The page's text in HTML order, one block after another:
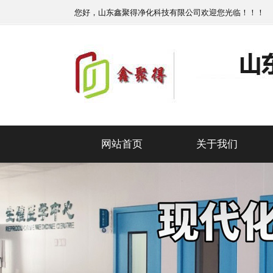
您好，山东鑫聚得净化科技有限公司欢迎您光临！！！
网站首页 关于我们